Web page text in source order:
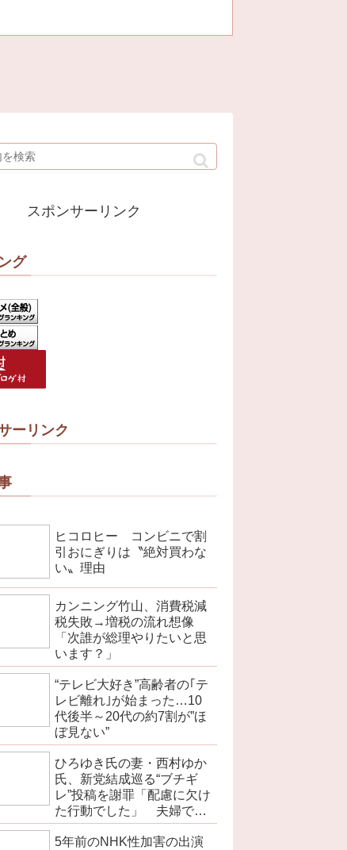
スポンサーリンク
グ
ーリンク
ヒコロヒー コンビニで割
引おにぎりは〝絶対買わな
い〟理由
カンニング竹山、消費税減
税失敗→増税の流れ想像
「次誰が総理やりたいと思
います？」
“テレビ大好き”高齢者の｢テ
レビ離れ｣が始まった…10
代後半～20代の約7割が”ほ
ぼ見ない”
ひろゆき氏の妻・西村ゆか
氏、新党結成巡る“ブチギ
レ”投稿を謝罪「配慮に欠け
た行動でした」 夫婦で投
稿
5年前のNHK性加害の出演